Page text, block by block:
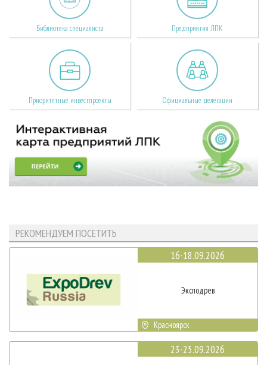
Библиотека специалиста Предприятия ЛПК
Приоритетные инвестпроекты Официальные делегации
РЕКОМЕНДУЕМ ПОСЕТИТЬ
16-18.09.2026
Эксподрев
Красноярск
23-25.09.2026